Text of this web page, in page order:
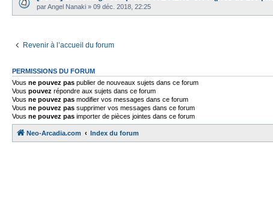
parAngel Nanaki » 09 déc. 2018, 22:25
Revenir à l’accueil du forum
PERMISSIONS DU FORUM
Vous ne pouvez pas publier de nouveaux sujets dans ce forum
Vous pouvez répondre aux sujets dans ce forum
Vous ne pouvez pas modifier vos messages dans ce forum
Vous ne pouvez pas supprimer vos messages dans ce forum
Vous ne pouvez pas importer de pièces jointes dans ce forum
Neo-Arcadia.com Index du forum